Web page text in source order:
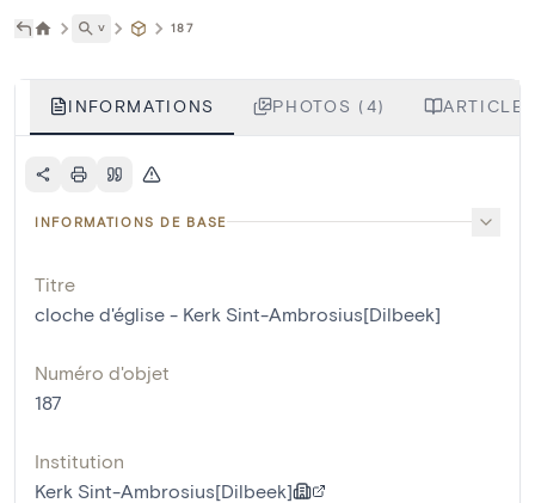
˅ 187
INFORMATIONS PHOTOS (4)
INFORMATIONS DE BASE
Titre
cloche d'église - Kerk Sint-Ambrosius[Dilbeek]
Numéro d'objet
187
Institution
Kerk Sint-Ambrosius[Dilbeek]